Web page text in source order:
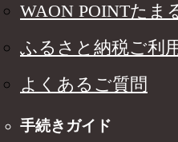
WAON POINTたま
ふるさと納税ご利
よくあるご質問
手続きガイド